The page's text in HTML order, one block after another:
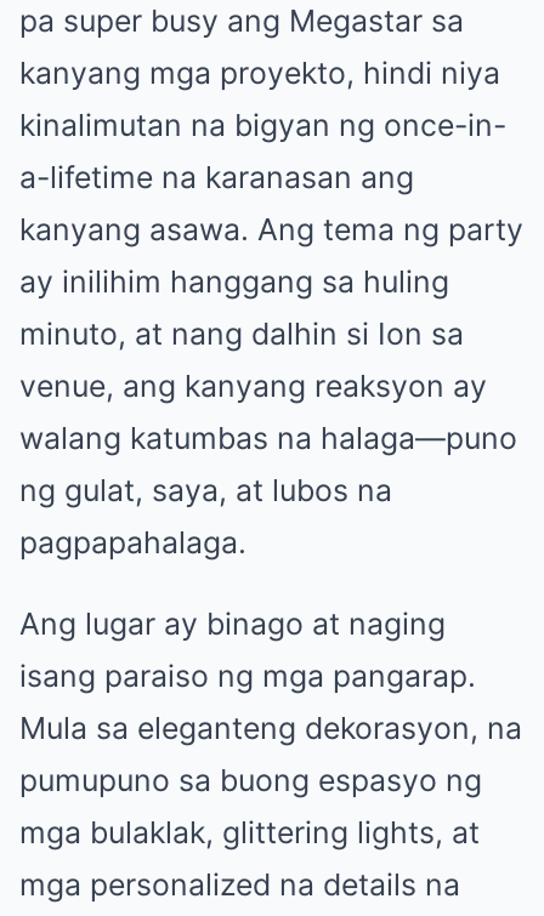
pa super busy ang Megastar sa
kanyang mga proyekto, hindi niya
kinalimutan na bigyan ng once-in-
a-lifetime na karanasan ang
kanyang asawa. Ang tema ng party
ay inilihim hanggang sa huling
minuto, at nang dalhin si Ion sa
venue, ang kanyang reaksyon ay
walang katumbas na halaga—puno
ng gulat, saya, at lubos na
pagpapahalaga.
Ang lugar ay binago at naging
isang paraiso ng mga pangarap.
Mula sa eleganteng dekorasyon, na
pumupuno sa buong espasyo ng
mga bulaklak, glittering lights, at
mga personalized na details na